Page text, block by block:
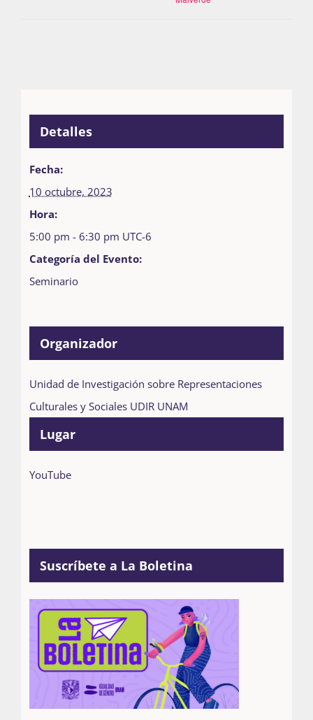
Detalles
Fecha:
10 octubre, 2023
Hora:
5:00 pm - 6:30 pm UTC-6
Categoría del Evento:
Seminario
Lugar
YouTube
Organizador
Unidad de Investigación sobre Representaciones
Culturales y Sociales UDIR UNAM
Suscríbete a La Boletina